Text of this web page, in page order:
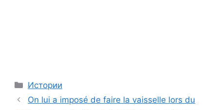
Categories
Истории
On lui a imposé de faire la vaisselle lors du